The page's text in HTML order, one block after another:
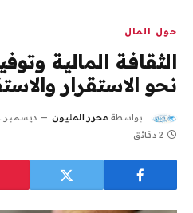
حول المال
الثقافة المالية
نحو الاستقرار
بواسطة محرر المليون ديسمبر 1, 2025
2 دقائق